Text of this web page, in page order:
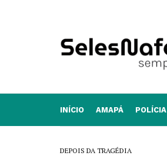
INÍCIO AMAPÁ POLÍCIA
DEPOIS DA TRAGÉDIA